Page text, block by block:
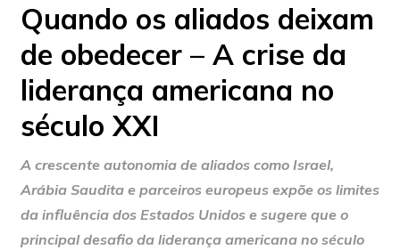
Quando os aliados deixam
de obedecer – A crise da
liderança americana no
século XXI
A crescente autonomia de aliados como Israel,
Arábia Saudita e parceiros europeus expõe os limites
da influência dos Estados Unidos e sugere que o
principal desafio da liderança americana no século